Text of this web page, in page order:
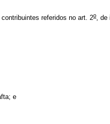
referidos no art. 2o, de
e